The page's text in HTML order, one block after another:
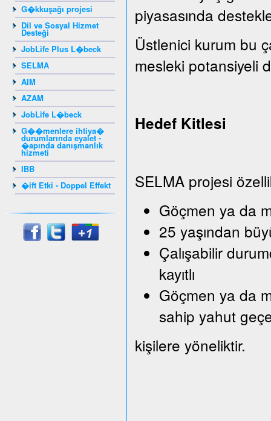
G�kkuşağı projesi
Dil ve Sosyal Hizmet
Desteği
JobLife Plus L�beck
SELMA
AIM
AZAM
JobLife L�beck
G��menlere ihtiya�
durumlarında eyalet -
�apında danışmanlık
hizmeti
IBB
�ift Etki - Doppel Effekt
piyasasında
Üstlenici kurum bu
mesleki potansiyeli
Hedef Kitlesi
SELMA projesi
Göçmen ya da
25 yaşından
Çalışabilir
kayıtlı
Göçmen ya da
sahip yahut
kişilere yöneliktir.